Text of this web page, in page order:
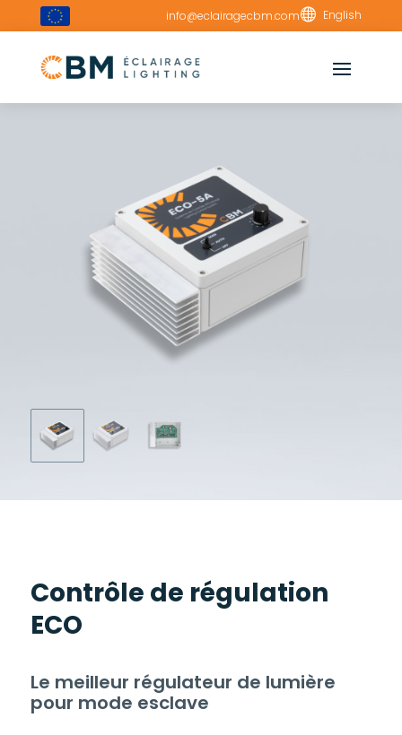
info@eclairagecbm.com English
Contrôle de régulation
ECO
Le meilleur régulateur de lumière
pour mode esclave